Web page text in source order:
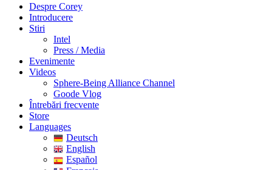
Despre Corey
Introducere
Stiri
Intel
Press / Media
Evenimente
Videos
Sphere-Being Alliance Channel
Goode Vlog
Întrebări frecvente
Store
Languages
Deutsch
English
Español